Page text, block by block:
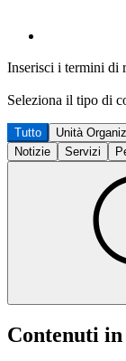
Inserisci i termini di
Seleziona il tipo di
Tutto Unità
Notizie
Servizi
Contenuti in